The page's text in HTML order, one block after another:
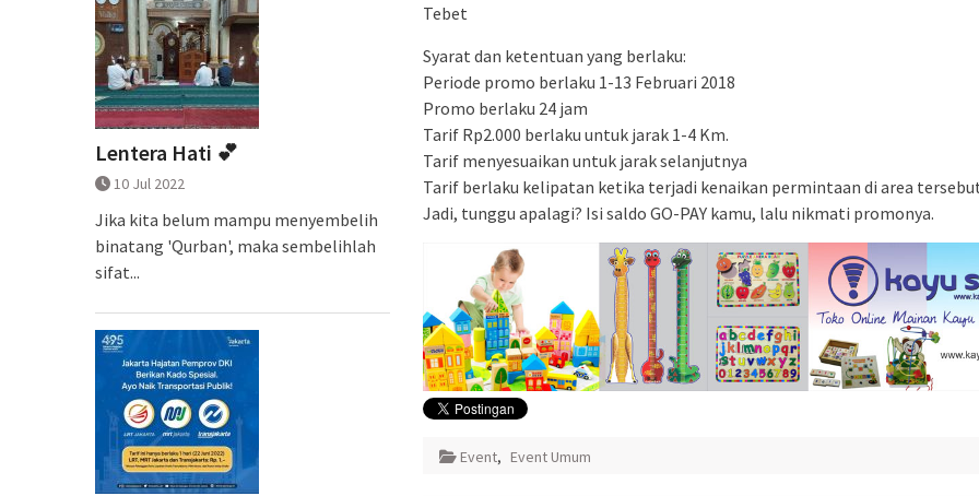
Tebet
Syarat dan ketentuan yang berlaku:
Periode promo berlaku 1-13 Februari 2018
Promo berlaku 24 jam
Tarif Rp2.000 berlaku untuk jarak 1-4 Km.
Tarif menyesuaikan untuk jarak selanjutnya
Tarif berlaku kelipatan ketika terjadi kenaikan permintaan di area
Jadi, tunggu apalagi? Isi saldo GO-PAY kamu, lalu nikmati promonya.
Event, Event Umum
Lentera Hati 💕
10 Jul 2022
Jika kita belum mampu menyembelih
binatang 'Qurban', maka sembelihlah
sifat...